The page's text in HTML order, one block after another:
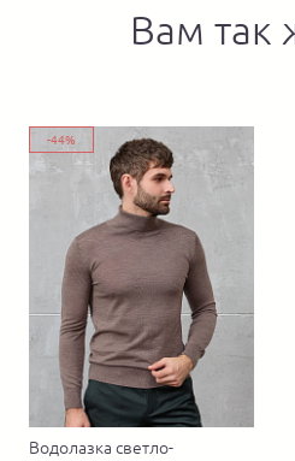
Вам так
-44%
Водолазка светло-